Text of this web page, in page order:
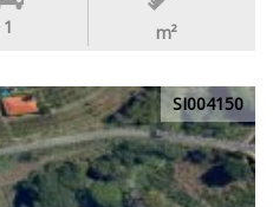
1 m²
SI004150